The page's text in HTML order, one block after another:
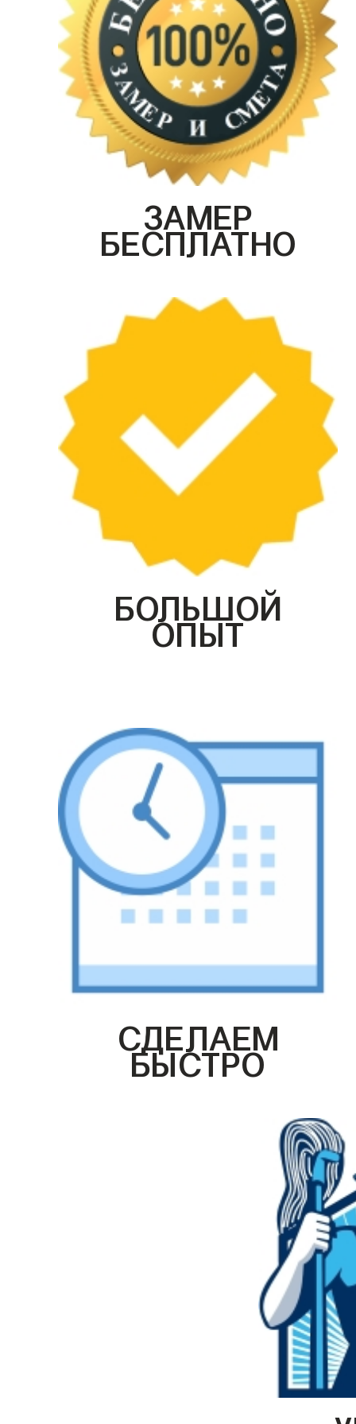
ЗАМЕР
БЕСПЛАТНО
БОЛЬШОЙ
ОПЫТ
СДЕЛАЕМ
БЫСТРО